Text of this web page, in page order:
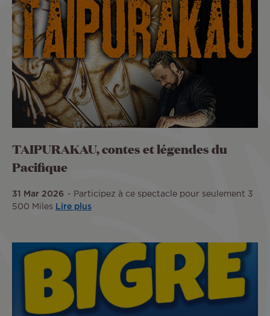
TAIPURAKAU, contes et légendes du
Pacifique
31 Mar 2026
Participez à ce spectacle pour seulement 3
500 Miles
Lire plus